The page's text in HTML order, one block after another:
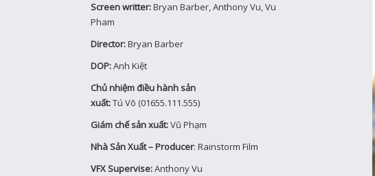
Screen writter:Bryan Barber, Anthony Vu, Vu
Pham
Director:Bryan Barber
DOP:Anh Kiệt
Chủ nhiệm điều hành sản
xuất:Tú Võ (01655.111.555)
Giám chế sản xuất:Vũ Phạm
Nhà Sản Xuất – Producer: Rainstorm Film
VFX Supervise:Anthony Vu